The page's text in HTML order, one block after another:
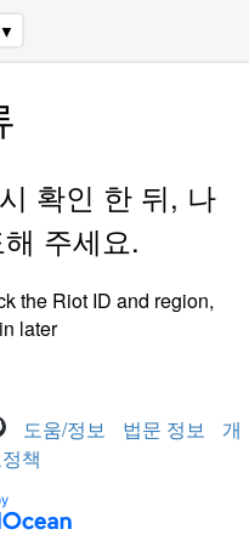
▼
확인 한 뒤, 나
주세요.
the Riot ID and region,
later
도움/정보 법문 정보
개
책